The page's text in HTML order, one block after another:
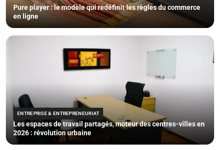
Pure player : le modèle qui redéfinit les règles du commerce
en ligne
ENTREPRISE & ENTREPRENEURIAT
Les espaces de travail partagés, moteur des centres-villes en
2026 : révolution urbaine